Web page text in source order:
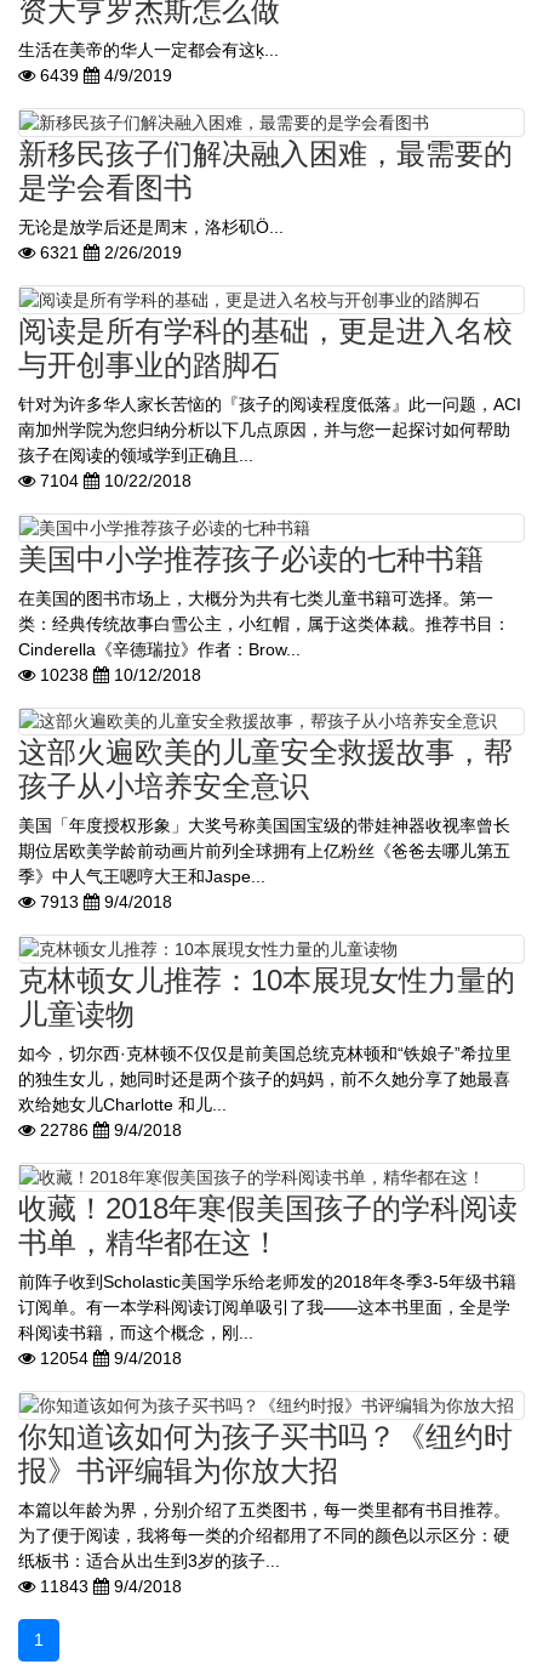
资大亨罗杰斯怎么做
生活在美帝的华人一定都会有这ķ...
6439
4/9/2019
新移民孩子们解决融入困难，最需要的
是学会看图书
无论是放学后还是周末，洛杉矶Ö...
6321
2/26/2019
阅读是所有学科的基础，更是进入名校
与开创事业的踏脚石
针对为许多华人家长苦恼的『孩子的阅读程度低落』此一问题，ACI
南加州学院为您归纳分析以下几点原因，并与您一起探讨如何帮助
孩子在阅读的领域学到正确且...
7104
10/22/2018
美国中小学推荐孩子必读的七种书籍
在美国的图书市场上，大概分为共有七类儿童书籍可选择。第一
类：经典传统故事白雪公主，小红帽，属于这类体裁。推荐书目：
Cinderella《辛德瑞拉》作者：Brow...
10238
10/12/2018
这部火遍欧美的儿童安全救援故事，帮
孩子从小培养安全意识
美国「年度授权形象」大奖号称美国国宝级的带娃神器收视率曾长
期位居欧美学龄前动画片前列全球拥有上亿粉丝《爸爸去哪儿第五
季》中人气王嗯哼大王和Jaspe...
7913
9/4/2018
克林顿女儿推荐：10本展現女性力量的
儿童读物
如今，切尔西·克林顿不仅仅是前美国总统克林顿和“铁娘子”希拉里
的独生女儿，她同时还是两个孩子的妈妈，前不久她分享了她最喜
欢给她女儿Charlotte 和儿...
22786
9/4/2018
收藏！2018年寒假美国孩子的学科阅读
书单，精华都在这！
前阵子收到Scholastic美国学乐给老师发的2018年冬季3-5年级书籍
订阅单。有一本学科阅读订阅单吸引了我——这本书里面，全是学
科阅读书籍，而这个概念，刚...
12054
9/4/2018
你知道该如何为孩子买书吗？《纽约时
报》书评编辑为你放大招
本篇以年龄为界，分别介绍了五类图书，每一类里都有书目推荐。
为了便于阅读，我将每一类的介绍都用了不同的颜色以示区分：硬
纸板书：适合从出生到3岁的孩子...
11843
9/4/2018
1